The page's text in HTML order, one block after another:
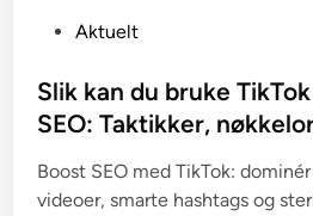
s
t
d
i
Aktuelt
Slik kan du bruke
SEO: Taktikker,
Boost SEO med TikTok:
videoer, smarte hashtags og